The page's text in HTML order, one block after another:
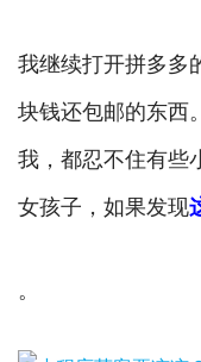
我继续打开拼多多
块钱还包邮的东西
我，都忍不住有些
女孩子，如果发现
。